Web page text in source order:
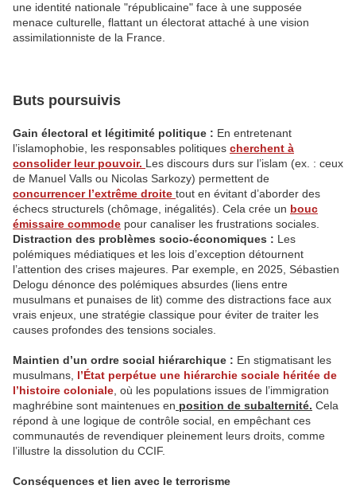
une identité nationale "républicaine" face à une supposée
menace culturelle, flattant un électorat attaché à une vision
assimilationniste de la France.
Buts poursuivis
Gain électoral et légitimité politique : En entretenant
l’islamophobie, les responsables politiques cherchent à
consolider leur pouvoir. Les discours durs sur l’islam (ex. : ceux
de Manuel Valls ou Nicolas Sarkozy) permettent de
concurrencer l’extrême droite tout en évitant d’aborder des
échecs structurels (chômage, inégalités). Cela crée un bouc
émissaire commode pour canaliser les frustrations sociales.
Distraction des problèmes socio-économiques : Les
polémiques médiatiques et les lois d’exception détournent
l’attention des crises majeures. Par exemple, en 2025, Sébastien
Delogu dénonce des polémiques absurdes (liens entre
musulmans et punaises de lit) comme des distractions face aux
vrais enjeux, une stratégie classique pour éviter de traiter les
causes profondes des tensions sociales.
Maintien d’un ordre social hiérarchique : En stigmatisant les
musulmans, l’État perpétue une hiérarchie sociale héritée de
l’histoire coloniale , où les populations issues de l’immigration
maghrébine sont maintenues en position de subalternité. Cela
répond à une logique de contrôle social, en empêchant ces
communautés de revendiquer pleinement leurs droits, comme
l’illustre la dissolution du CCIF.
Conséquences et lien avec le terrorisme